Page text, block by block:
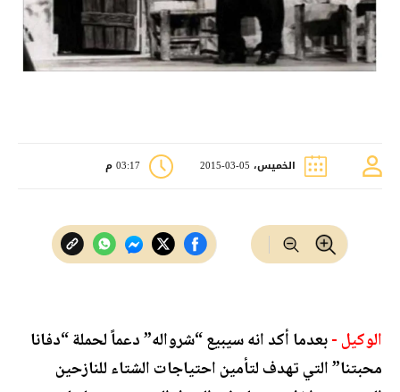
الخميس، 05-03-2015 03:17 م
الوكيل -بعدما أكد انه سيبيع “شرواله” دعماً لحملة “دفانا
محبتنا” التي تهدف لتأمين احتياجات الشتاء للنازحين